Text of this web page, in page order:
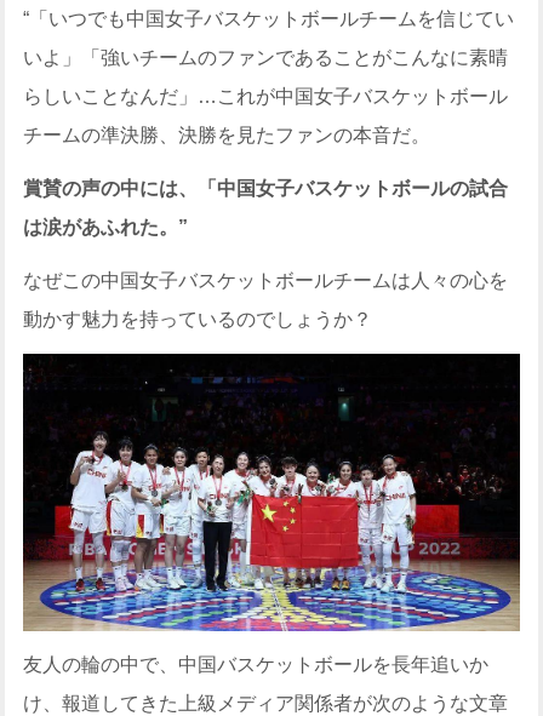
“「いつでも中国女子バスケットボールチームを信じてい
いよ」「強いチームのファンであることがこんなに素晴
らしいことなんだ」…これが中国女子バスケットボール
チームの準決勝、決勝を見たファンの本音だ。
賞賛の声の中には、「中国女子バスケットボールの試合
は涙があふれた。”
なぜこの中国女子バスケットボールチームは人々の心を
動かす魅力を持っているのでしょうか？
友人の輪の中で、中国バスケットボールを長年追いか
け、報道してきた上級メディア関係者が次のような文章